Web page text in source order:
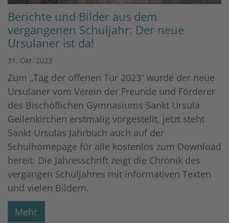
Berichte und Bilder aus dem
vergangenen Schuljahr: Der neue
Ursulaner ist da!
31. Okt. 2023
Zum „Tag der offenen Tür 2023“ wurde der neue
Ursulaner vom Verein der Freunde und Förderer
des Bischöflichen Gymnasiums Sankt Ursula
Geilenkirchen erstmalig vorgestellt, jetzt steht
Sankt Ursulas Jahrbuch auch auf der
Schulhomepage für alle kostenlos zum Download
bereit. Die Jahresschrift zeigt die Chronik des
vergangen Schuljahres mit informativen Texten
und vielen Bildern.
Mehr